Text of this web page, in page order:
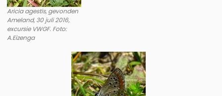
Aricia agestis, gevonden
Ameland, 30 juli 2016,
excursie VWGF. Foto:
A.Eizenga